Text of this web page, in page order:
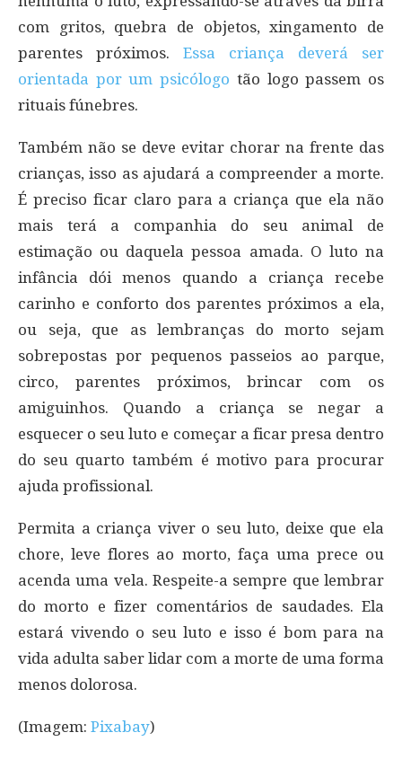
com gritos, quebra de objetos, xingamento de
parentes próximos. Essa criança deverá ser
orientada por um psicólogo tão logo passem os
rituais fúnebres.
Também não se deve evitar chorar na frente das
crianças, isso as ajudará a compreender a morte.
É preciso ficar claro para a criança que ela não
mais terá a companhia do seu animal de
estimação ou daquela pessoa amada. O luto na
infância dói menos quando a criança recebe
carinho e conforto dos parentes próximos a ela,
ou seja, que as lembranças do morto sejam
sobrepostas por pequenos passeios ao parque,
circo, parentes próximos, brincar com os
amiguinhos. Quando a criança se negar a
esquecer o seu luto e começar a ficar presa dentro
do seu quarto também é motivo para procurar
ajuda profissional.
Permita a criança viver o seu luto, deixe que ela
chore, leve flores ao morto, faça uma prece ou
acenda uma vela. Respeite-a sempre que lembrar
do morto e fizer comentários de saudades. Ela
estará vivendo o seu luto e isso é bom para na
vida adulta saber lidar com a morte de uma forma
menos dolorosa.
(Imagem: Pixabay)